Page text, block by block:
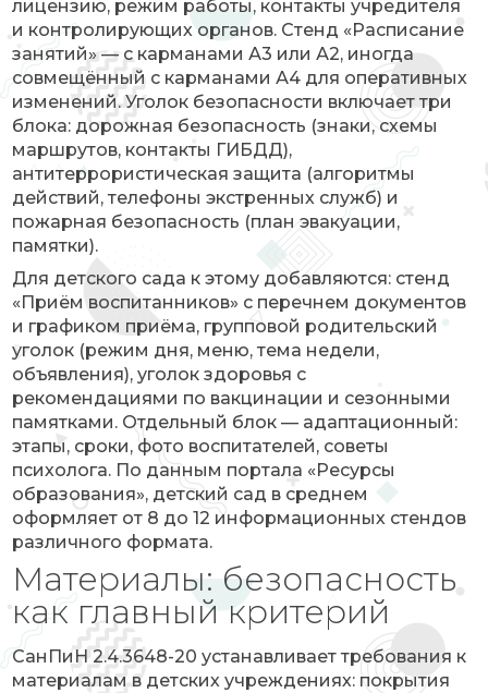
лицензию, режим работы, контакты учредителя
и контролирующих органов. Стенд «Расписание
занятий» — с карманами А3 или А2, иногда
совмещённый с карманами А4 для оперативных
изменений. Уголок безопасности включает три
блока: дорожная безопасность (знаки, схемы
маршрутов, контакты ГИБДД),
антитеррористическая защита (алгоритмы
действий, телефоны экстренных служб) и
пожарная безопасность (план эвакуации,
памятки).
Для детского сада к этому добавляются: стенд
«Приём воспитанников» с перечнем документов
и графиком приёма, групповой родительский
уголок (режим дня, меню, тема недели,
объявления), уголок здоровья с
рекомендациями по вакцинации и сезонными
памятками. Отдельный блок — адаптационный:
этапы, сроки, фото воспитателей, советы
психолога. По данным портала «Ресурсы
образования», детский сад в среднем
оформляет от 8 до 12 информационных стендов
различного формата.
Материалы: безопасность
как главный критерий
СанПиН 2.4.3648-20 устанавливает требования к
материалам в детских учреждениях: покрытия